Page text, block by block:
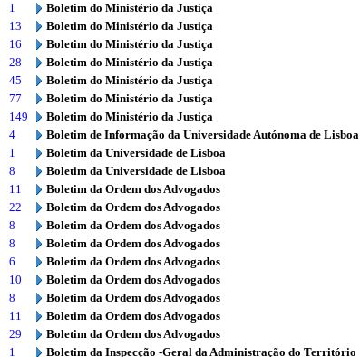
1
Boletim do Ministério da Justiça
13
Boletim do Ministério da Justiça
16
Boletim do Ministério da Justiça
28
Boletim do Ministério da Justiça
45
Boletim do Ministério da Justiça
77
Boletim do Ministério da Justiça
149
Boletim do Ministério da Justiça
4
Boletim de Informação da Universidade Autónoma de Lisboa
1
Boletim da Universidade de Lisboa
8
Boletim da Universidade de Lisboa
11
Boletim da Ordem dos Advogados
22
Boletim da Ordem dos Advogados
8
Boletim da Ordem dos Advogados
8
Boletim da Ordem dos Advogados
6
Boletim da Ordem dos Advogados
10
Boletim da Ordem dos Advogados
8
Boletim da Ordem dos Advogados
11
Boletim da Ordem dos Advogados
29
Boletim da Ordem dos Advogados
1
Boletim da Inspecção -Geral da Administração do Território